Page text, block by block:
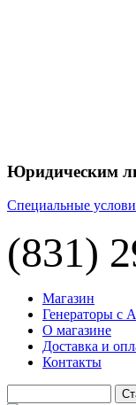
Юридическим
Специальные
(831)
Магазин
Генераторы с
О магазине
Доставка и
Контакты